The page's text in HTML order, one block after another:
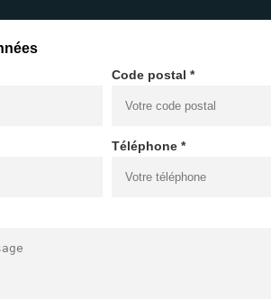
Code postal *
Téléphone *